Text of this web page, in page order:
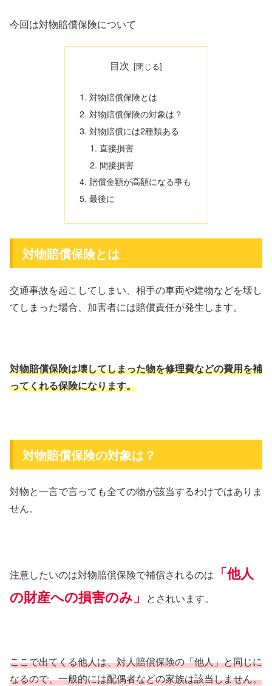
今回は対物賠償保険について
目次
対物賠償保険とは
対物賠償保険の対象は？
対物賠償には2種類ある
直接損害
間接損害
賠償金額が高額になる事も
最後に
対物賠償保険とは
交通事故を起こしてしまい、相手の車両や建物などを壊し
てしまった場合、加害者には賠償責任が発生します。
対物賠償保険は壊してしまった物を修理費などの費用を補
ってくれる保険になります。
対物賠償保険の対象は？
対物と一言で言っても全ての物が該当するわけではありま
せん。
注意したいのは対物賠償保険で補償されるのは
「他人
の財産への損害のみ」
とされいます。
ここで出てくる他人は、対人賠償保険の「他人」と同じに
なるので、一般的には配偶者などの家族は該当しません。